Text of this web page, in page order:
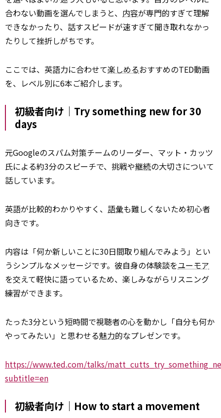
合わない動画を選んでしまうと、 内容が専門的すぎて理解
できなかったり、話すスピードが速すぎて聞き取れなかっ
たりして挫折しがちです。
ここでは、英語力に合わせて楽しめるおすすめのTED動画
を、レベル別に6本ご紹介します。
初級者向け｜Try something new for 30
days
元Googleのスパム対策チームのリーダー、マット・カッツ
氏による約3分のスピーチで、挑戦や継続の大切さについて
話しています。
英語が比較的わかりやすく、 語彙も難しくないため初心者
向きです。
内容は「何か新しいことに30日間取り組んでみよう」とい
うシンプルなメッセージです。彼自身の体験談をユーモア
を交えて軽快に語っているため、楽しみながらリスニング
練習ができます。
たった3分という短時間で視聴者の心を動かし「自分も何か
やってみたい」と思わせる魅力的なプレゼンです。
https://www.ted.com/talks/
subtitle=en
初級者向け｜How to start a movement